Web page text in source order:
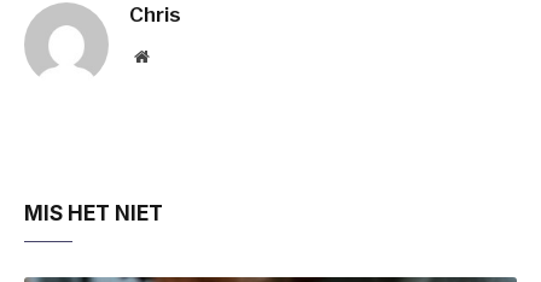
Chris
Website
MIS HET NIET